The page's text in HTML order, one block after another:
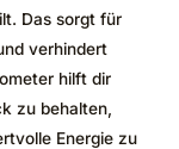
Das sorgt für
verhindert
hilft dir
zu behalten,
Energie zu